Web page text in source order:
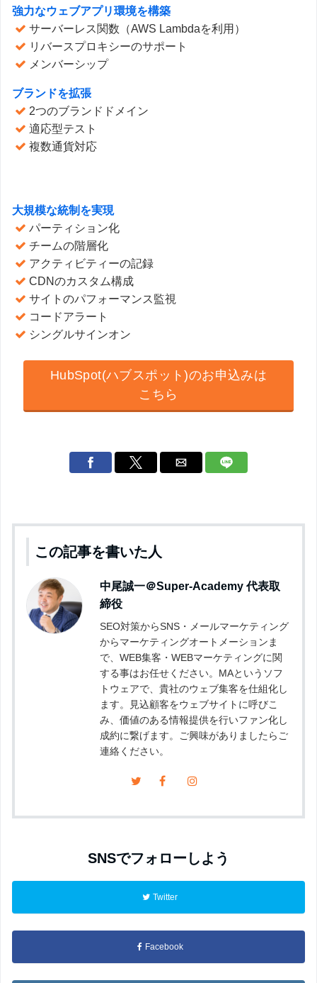
強力なウェブアプリ環境を構築
サーバーレス関数（AWS Lambdaを利用）
リバースプロキシーのサポート
メンバーシップ
ブランドを拡張
2つのブランドドメイン
適応型テスト
複数通貨対応
大規模な統制を実現
パーティション化
チームの階層化
アクティビティーの記録
CDNのカスタム構成
サイトのパフォーマンス監視
コードアラート
シングルサインオン
HubSpot(ハブスポット)のお申込みは
こちら
この記事を書いた人
中尾誠一＠Super-Academy代表取
締役
SEO対策からSNS・メールマーケティング
からマーケティングオートメーションま
で、WEB集客・WEBマーケティングに関
する事はお任せください。MAというソフ
トウェアで、貴社のウェブ集客を仕組化し
ます。見込顧客をウェブサイトに呼びこ
み、価値のある情報提供を行いファン化し
成約に繋げます。ご興味がありましたらご
連絡ください。
SNSでフォローしよう
Twitter
Facebook